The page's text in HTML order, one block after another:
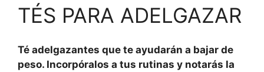
TÉS PARA ADELGAZAR
Té adelgazantes que te ayudarán a bajar de
peso. Incorpóralos a tus rutinas y notarás la